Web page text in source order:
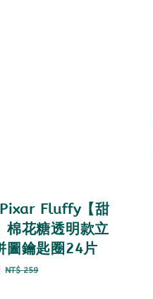
Fluffy【甜
棉花糖透明款立
圖鑰匙圈24片
Regular
NT$ 259